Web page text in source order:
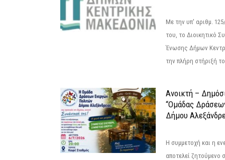
Με την υπ' αριθμ.
του, το Διοικητικό
Ένωσης Δήμων
την πλήρη στήριξή
Ανοικτή –
“Ομάδας
Δήμου
Η συμμετοχή και η
αποτελεί ζητούμενο